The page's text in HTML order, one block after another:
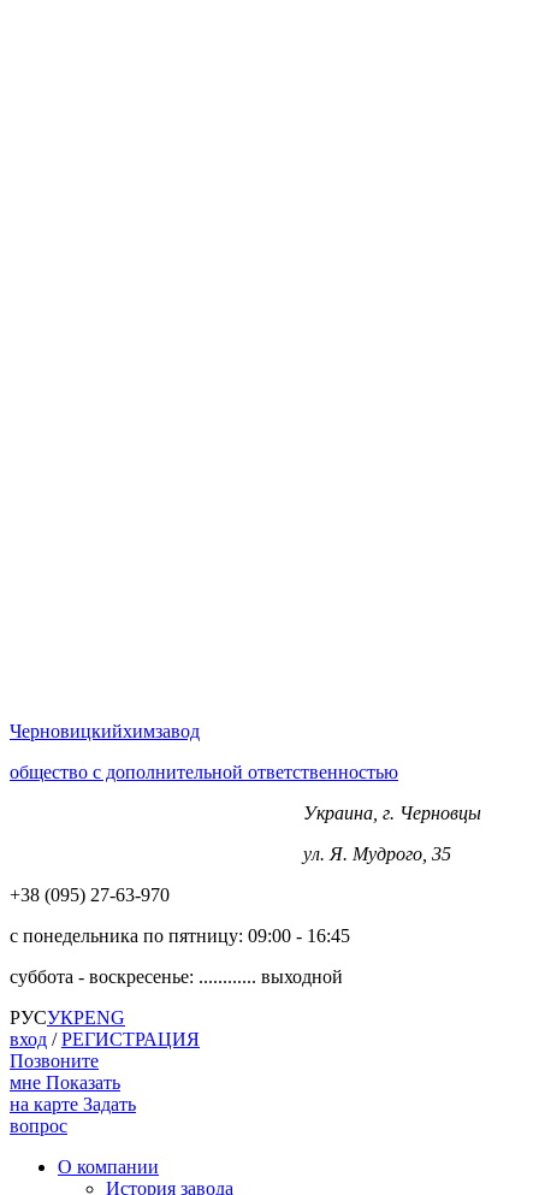
Черновицкийхимзавод
общество с дополнительной ответственностью
Украина, г. Черновцы
ул. Я. Мудрого, 35
+38 (‎‎095) 27-63-970
с понедельника по пятницу: 09:00 - 16:45
суббота - воскресенье: ............ выходной
РУСУКРENG
вход /РЕГИСТРАЦИЯ
Позвоните
мне Показать
на карте Задать
вопрос
О компании
История завода